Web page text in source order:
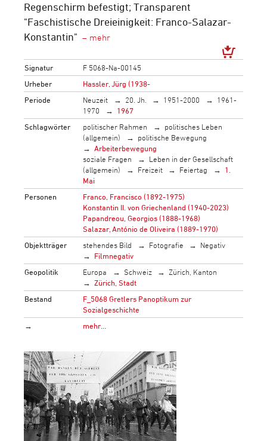
Regenschirm befestigt; Transparent
"Faschistische Dreieinigkeit: Franco-Salazar-
Konstantin"
Signatur
F 5068-Na-00145
Urheber
Hassler, Jürg (1938-
Periode
Neuzeit 20. Jh. 1951-2000
1961-
1970
1967
Schlagwörter
politischer Rahmen
politisches Leben
(allgemein)
politische Bewegung
Arbeiterbewegung
soziale Fragen
Leben in der Gesellschaft
(allgemein)
Freizeit Feiertag
1.
Mai
Personen
Franco, Francisco (1892-1975)
Konstantin II. von Griechenland (1940-2023)
Papandreou, Georgios (1888-1968)
Salazar, António de Oliveira (1889-1970)
Objektträger
stehendes Bild Fotografie
Negativ
Filmnegativ
Geopolitik
Europa Schweiz
Zürich, Kanton
Zürich, Stadt
Bestand
F_5068 Gretlers Panoptikum zur
Sozialgeschichte
→
mehr…